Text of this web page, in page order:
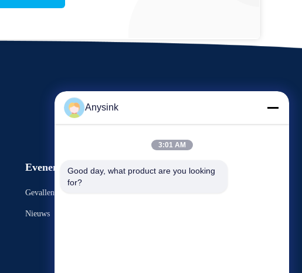
Evenementen
Gevallen
Nieuws
Verzoek om een Citaat
Anysink
3:01 AM
Good day, what product are you looking
for?